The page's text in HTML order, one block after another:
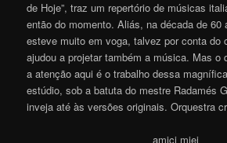
de Hoje”, traz um repertório de músicas
então do momento. Aliás, na década de 60
esteve muito em voga, talvez por conta do
ajudou a projetar também a música. Mas o
a atenção aqui é o trabalho dessa
estúdio, sob a batuta do mestre Radamés
inveja até às versões originais. Orquestra
amici miei